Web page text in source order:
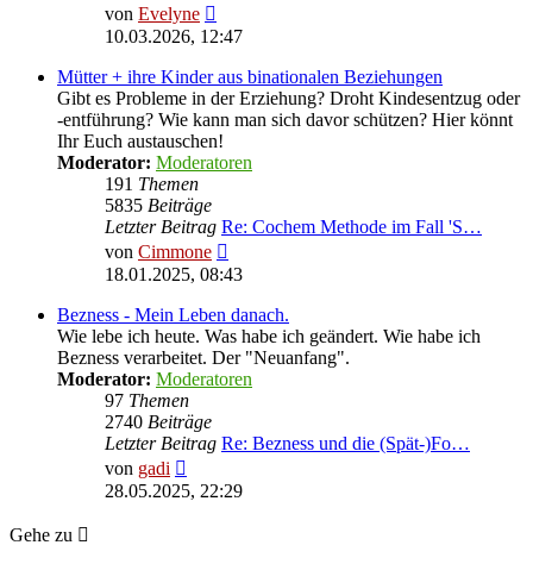
von Evelyne
Beitrag
10.03.2026, 12:47
Mütter + ihre Kinder aus binationalen Beziehungen
Gibt es Probleme in der Erziehung? Droht Kindesentzug oder
-entführung? Wie kann man sich davor schützen? Hier könnt
Ihr Euch austauschen!
Moderator: Moderatoren
191 Themen
5835 Beiträge
Letzter Beitrag Re: Cochem Methode im Fall 'S…
von Cimmone
Beitrag
18.01.2025, 08:43
Bezness - Mein Leben danach.
Wie lebe ich heute. Was habe ich geändert. Wie habe ich
Bezness verarbeitet. Der "Neuanfang".
Moderator: Moderatoren
97 Themen
2740 Beiträge
Letzter Beitrag Re: Bezness und die (Spät-)Fo…
von gadi
Beitrag
28.05.2025, 22:29
Gehe zu